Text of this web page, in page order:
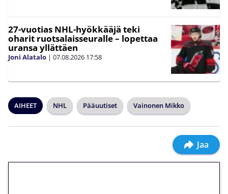
27-vuotias NHL-hyökkääjä teki
oharit ruotsalaisseuralle – lopettaa
uransa yllättäen
Joni Alatalo | 07.08.2026 17:58
AIHEET NHL Pääuutiset Vainonen Mikko
Jaa